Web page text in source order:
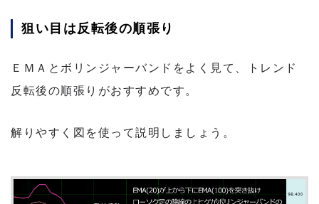
狙い目は反転後の順張り
ＥＭＡとボリンジャーバンドをよく見て、トレンド
反転後の順張りがおすすめです。
解りやすく図を使って説明しましょう。